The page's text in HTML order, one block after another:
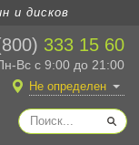
и дисков
333 15 60
Вс с 9:00 до 21:00
Не определен